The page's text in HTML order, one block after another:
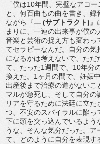
「僕は10年間、完璧なアコー
と、何百曲もの曲を書き、録
ながら『― (サブトラクト) 』
まりに、 一連の出来事が僕の
音楽と芸術の捉え方も変わっ
てセラピーなんだ。
自分の気
になるかは考えないで、 ただ
て、たった1週間で、 10年分
換えた。 1 ヶ月の間で 、妊娠
出産後まで治療の道がないこ
マルが急死し、 そして自分の
リアを守るために法廷に立た
つ、 不安のスパイラルに陥っ
下に頭を突っ込んでいるよう
うな、そんな気分だった。 ア
て、
どのように自分を表現